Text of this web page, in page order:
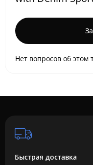
Нет вопросов об этом
Быстрая доставка